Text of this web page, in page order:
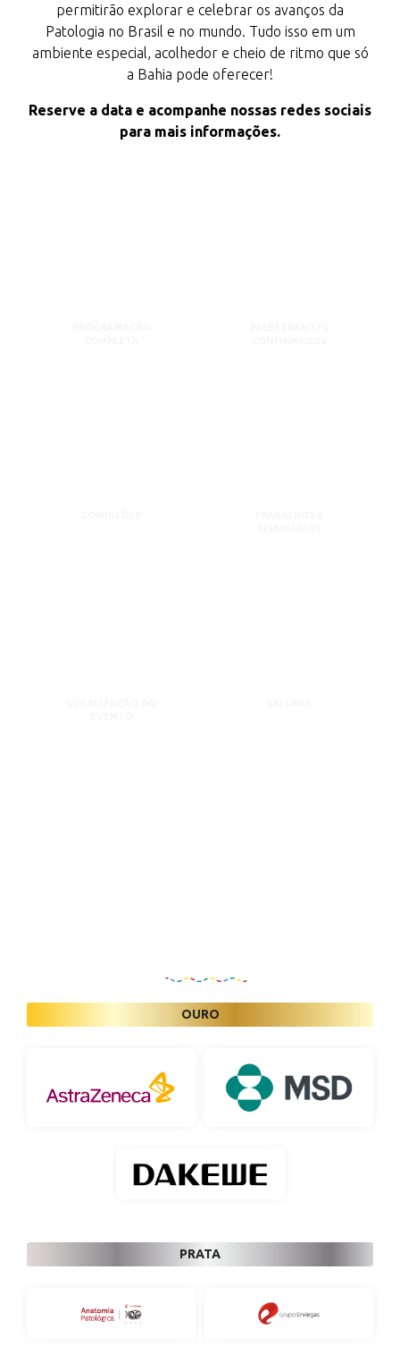
permitirão explorar e celebrar os avanços da
Patologia no Brasil e no mundo. Tudo isso em um
ambiente especial, acolhedor e cheio de ritmo que só
a Bahia pode oferecer!
Reserve a data e acompanhe nossas redes sociais
para mais informações.
OURO
PRATA